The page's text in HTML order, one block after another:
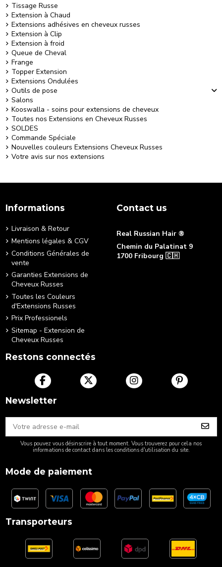
Tissage Russe
Extension à Chaud
Extensions adhésives en cheveux russes
Extension à Clip
Extension à froid
Queue de Cheval
Frange
Topper Extension
Extensions Ondulées
Outils de pose
Salons
Kooswalla - soins pour extensions de cheveux
Toutes nos Extensions en Cheveux Russes
SOLDES
Commande Spéciale
Nouvelles couleurs Extensions Cheveux Russes
Votre avis sur nos extensions
Informations
Livraison & Retour
Mentions légales & CGV
Conditions Générales de
vente
Garanties Extensions de
Cheveux Russes
Toutes les Couleurs
d'Extensions Russes
Prix Professionels
Sitemap - Extension de
Cheveux Russes
Contact us
Real Russian Hair ®
Chemin du Palatinat 9
1700 Fribourg 🇨🇭
Restons connectés
Newsletter
Vous pouvez vous désinscrire à tout moment. Vous trouverez pour cela nos
informations de contact dans les conditions d'utilisation du site.
Mode de paiement
Transporteurs